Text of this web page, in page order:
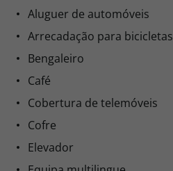
Aluguer de automóveis
Arrecadação para bicicletas
Bengaleiro
Café
Cobertura de telemóveis
Cofre
Elevador